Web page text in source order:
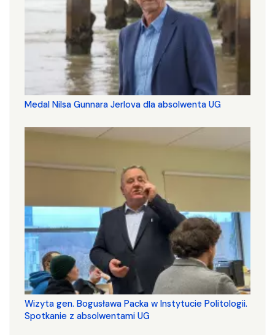
Medal Nilsa Gunnara Jerlova dla absolwenta UG
Wizyta gen. Bogusława Packa w Instytucie Politologii.
Spotkanie z absolwentami UG